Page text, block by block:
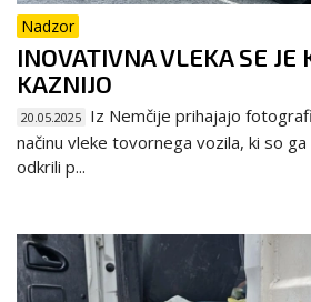
Nadzor
INOVATIVNA VLEKA SE JE
KAZNIJO
20.05.2025 Iz Nemčije prihajajo
načinu vleke tovornega vozila, ki so
odkrili p...